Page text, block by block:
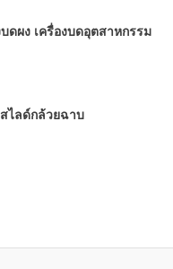
ดผง เครื่องบดอุตสาหกรรม
ไลด์กล้วยฉาบ